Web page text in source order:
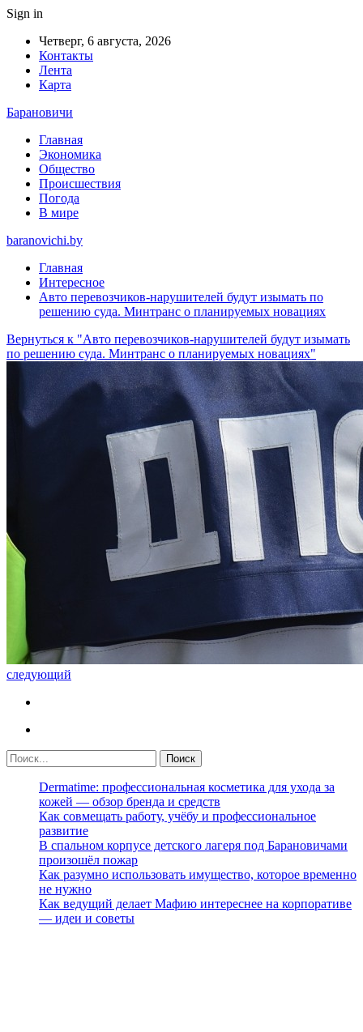
Sign in
Четверг, 6 августа, 2026
Контакты
Лента
Карта
Барановичи
Главная
Экономика
Общество
Происшествия
Погода
В мире
baranovichi.by
Главная
Интересное
Авто перевозчиков-нарушителей будут изымать по
решению суда. Минтранс о планируемых новациях
Вернуться к "Авто перевозчиков-нарушителей будут изымать
по решению суда. Минтранс о планируемых новациях"
следующий
Dermatime: профессиональная косметика для ухода за
кожей — обзор бренда и средств
Как совмещать работу, учёбу и профессиональное
развитие
В спальном корпусе детского лагеря под Барановичами
произошёл пожар
Как разумно использовать имущество, которое временно
не нужно
Как ведущий делает Мафию интереснее на корпоративе
— идеи и советы